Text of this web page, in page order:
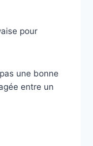
pour
une bonne
entre un